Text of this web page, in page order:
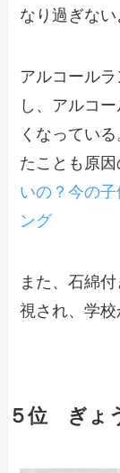
なり過ぎない
アルコール
し、アルコ
くなってい
たことも原
いの？今の
ング
また、石綿
視され、学校
５位 ぎょ